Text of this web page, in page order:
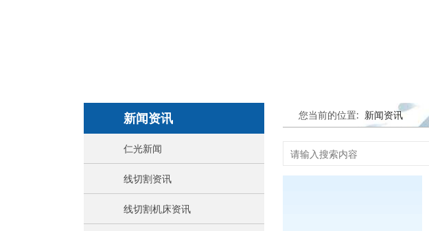
新闻资讯
仁光新闻
线切割资讯
线切割机床资讯
您当前的位置: 新闻资讯